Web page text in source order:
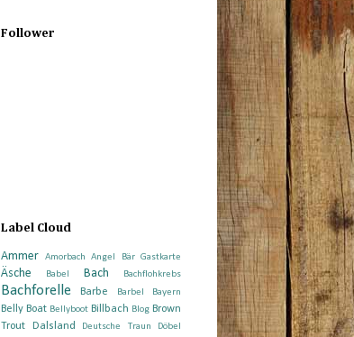
Follower
Label Cloud
Ammer Amorbach Angel Bär Gastkarte
Äsche Babel Bach Bachflohkrebs
Bachforelle Barbe Barbel Bayern
Belly Boat Bellyboot Billbach Blog Brown
Trout
Dalsland Deutsche Traun
Döbel